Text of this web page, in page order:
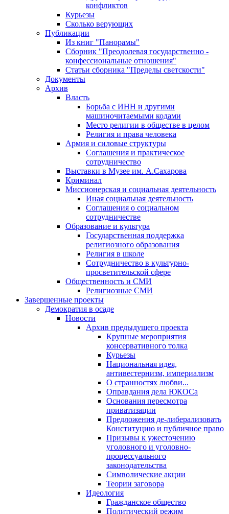
конфликтов
Курьезы
Сколько верующих
Публикации
Из книг "Панорамы"
Сборник "Преодолевая государственно -
конфессиональные отношения"
Статьи сборника "Пределы светскости"
Документы
Архив
Власть
Борьба с ИНН и другими
машиночитаемыми кодами
Место религии в обществе в целом
Религия и права человека
Армия и силовые структуры
Соглашения и практическое
сотрудничество
Выставки в Музее им. А.Сахарова
Криминал
Миссионерская и социальная деятельность
Иная социальная деятельность
Соглашения о социальном
сотрудничестве
Образование и культура
Государственная поддержка
религиозного образования
Религия в школе
Сотрудничество в культурно-
просветительской сфере
Общественность и СМИ
Религиозные СМИ
Завершенные проекты
Демократия в осаде
Новости
Архив предыдущего проекта
Крупные мероприятия
консервативного толка
Курьезы
Национальная идея,
антивестернизм, империализм
О странностях любви...
Оправдания дела ЮКОСа
Основания пересмотра
приватизации
Предложения де-либерализовать
Конституцию и публичное право
Призывы к ужесточению
уголовного и уголовно-
процессуального
законодательства
Символические акции
Теории заговора
Идеология
Гражданское общество
Политический режим